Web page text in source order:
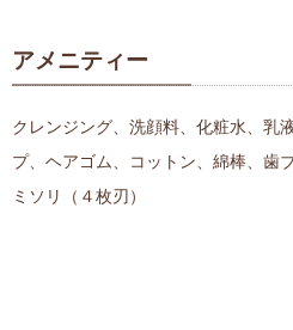
アメニティー
クレンジング、洗顔料、化粧水、乳
プ、ヘアゴム、コットン、綿棒、歯
ミソリ（４枚刃）